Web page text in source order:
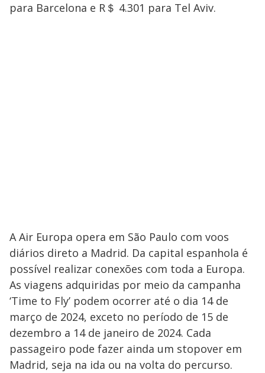
para Barcelona e R＄ 4.301 para Tel Aviv.
A Air Europa opera em São Paulo com voos
diários direto a Madrid. Da capital espanhola é
possível realizar conexões com toda a Europa.
As viagens adquiridas por meio da campanha
‘Time to Fly’ podem ocorrer até o dia 14 de
março de 2024, exceto no período de 15 de
dezembro a 14 de janeiro de 2024. Cada
passageiro pode fazer ainda um stopover em
Madrid, seja na ida ou na volta do percurso.